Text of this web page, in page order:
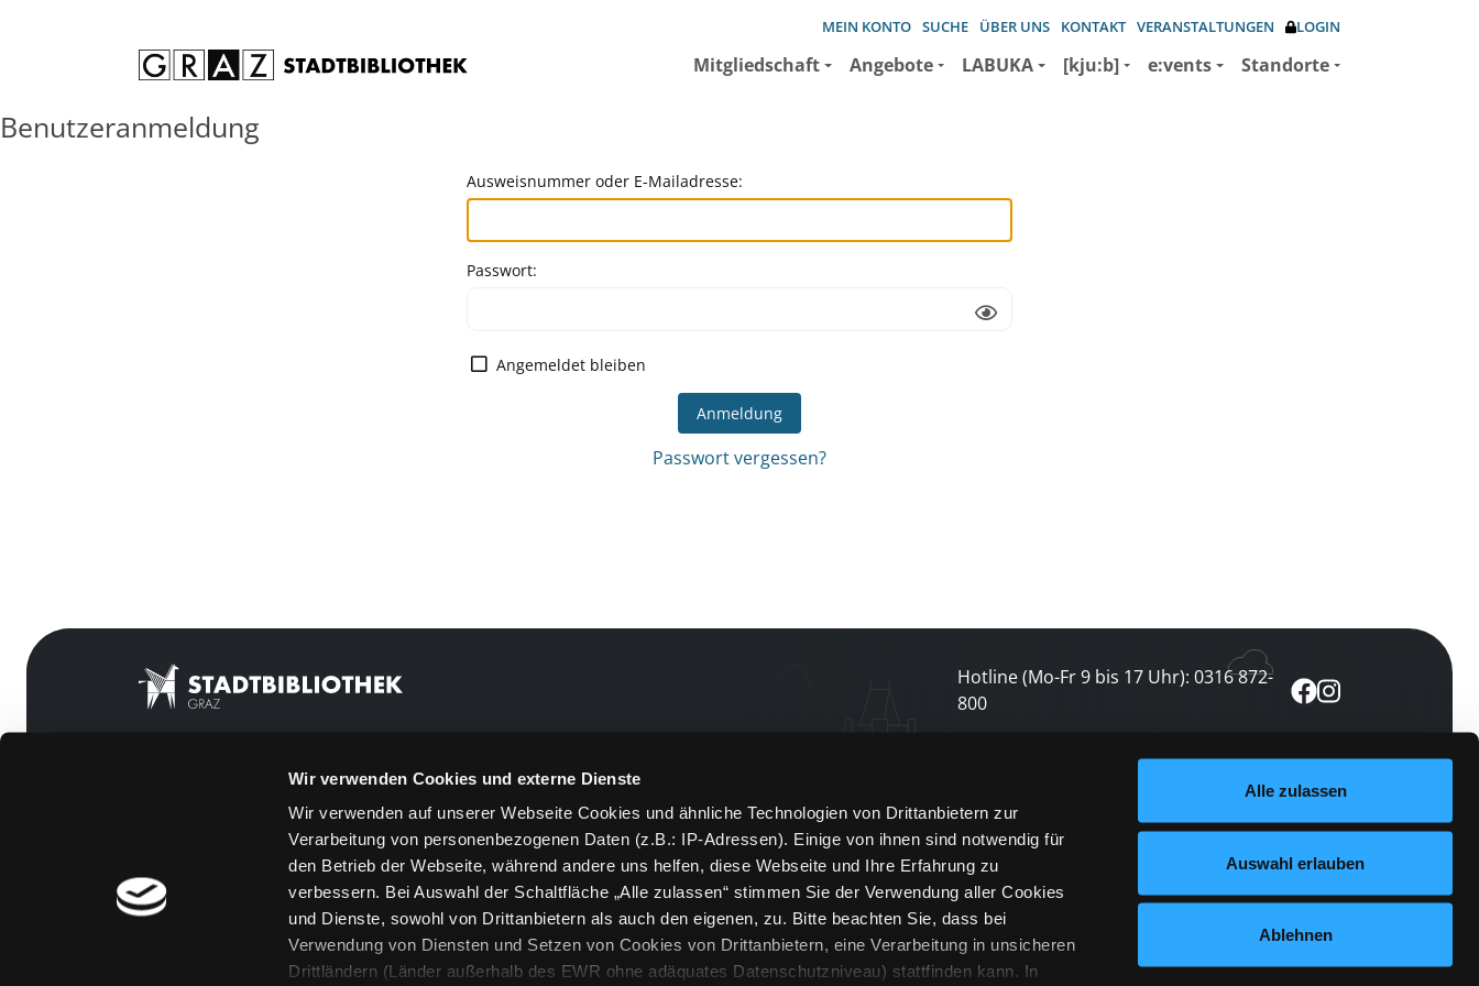
Wir verwenden Cookies und externe Dienste
Wir verwenden auf unserer Webseite Cookies und ähnliche Technologien von Drittanbietern zur
Verarbeitung von personenbezogenen Daten (z.B.: IP-Adressen). Einige von ihnen sind notwendig für
den Betrieb der Webseite, während andere uns helfen, diese Webseite und Ihre Erfahrung zu
verbessern. Bei Auswahl der Schaltfläche „Alle zulassen“ stimmen Sie der Verwendung aller Cookies
und Dienste, sowohl von Drittanbietern als auch den eigenen, zu. Bitte beachten Sie, dass bei
Verwendung von Diensten und Setzen von Cookies von Drittanbietern, eine Verarbeitung in unsicheren
Drittländern (Länder außerhalb des EWR ohne adäquates Datenschutzniveau) stattfinden kann. In
Alle zulassen
Auswahl erlauben
Ablehnen
MEIN KONTO SUCHE ÜBER UNS KONTAKT VERANSTALTUNGEN LOGIN
Mitgliedschaft Angebote LABUKA [kju:b] e:vents Standorte
Benutzeranmeldung
Ausweisnummer oder E-Mailadresse:
Passwort:
Angemeldet bleiben
Passwort vergessen?
Hotline (Mo-Fr 9 bis 17 Uhr): 0316 872-
800
[kju:b]
Feedback
Kontakt
Über uns
Jobs
Medienwunsch
FAQs
Newsletter abonnieren
und keine Veranstaltung verpassen
jetzt abonnieren